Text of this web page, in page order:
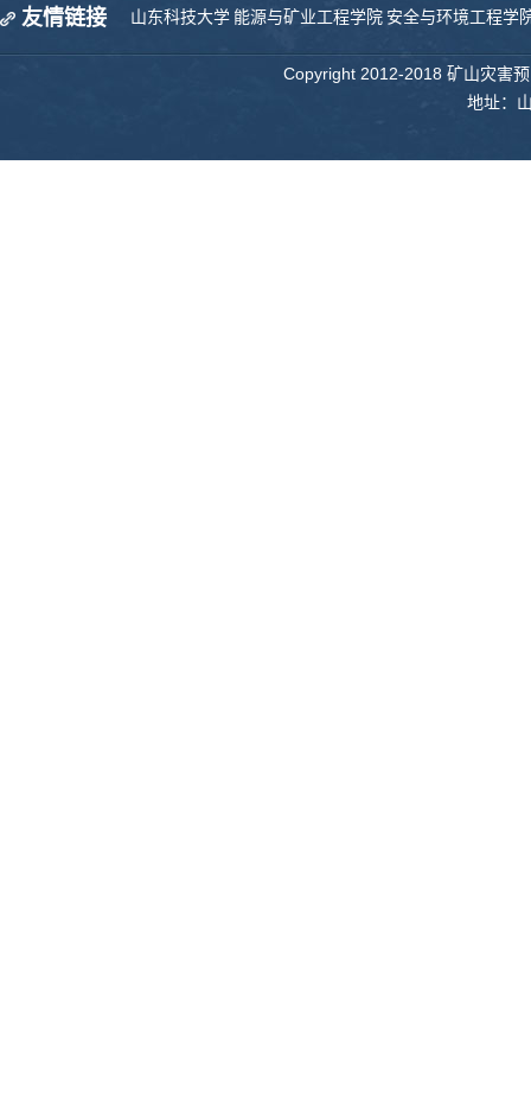
友情链接 山东科技大学 能源与矿业工程学院 安全与环境工程学
Copyright 2012-2018 矿山灾害
地址：